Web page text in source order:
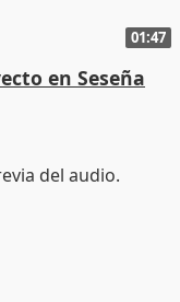
01:47
en Seseña